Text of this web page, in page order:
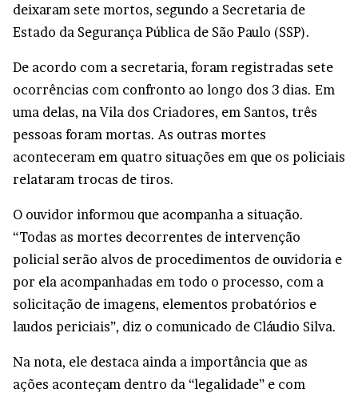
deixaram sete mortos, segundo a Secretaria de
Estado da Segurança Pública de São Paulo (SSP).
De acordo com a secretaria, foram registradas sete
ocorrências com confronto ao longo dos 3 dias. Em
uma delas, na Vila dos Criadores, em Santos, três
pessoas foram mortas. As outras mortes
aconteceram em quatro situações em que os policiais
relataram trocas de tiros.
O ouvidor informou que acompanha a situação.
“Todas as mortes decorrentes de intervenção
policial serão alvos de procedimentos de ouvidoria e
por ela acompanhadas em todo o processo, com a
solicitação de imagens, elementos probatórios e
laudos periciais”, diz o comunicado de Cláudio Silva.
Na nota, ele destaca ainda a importância que as
ações aconteçam dentro da “legalidade” e com